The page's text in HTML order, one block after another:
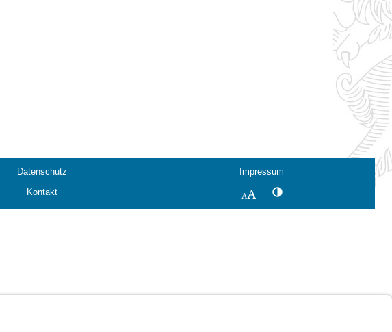
Datenschutz
Impressum
Kontakt SchriftgrößeKontrastwechsel